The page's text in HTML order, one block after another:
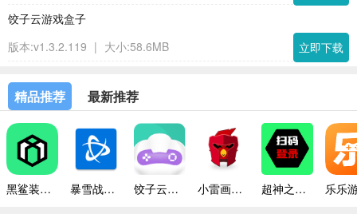
饺子云游戏盒子
版本:v1.3.2.119 | 大小:58.6MB 立即下载
精品推荐 最新推荐
黑鲨装备箱最新版本 暴雪战网手机版 饺子云游戏平台 小雷画质修改器助手 超神之家扫码